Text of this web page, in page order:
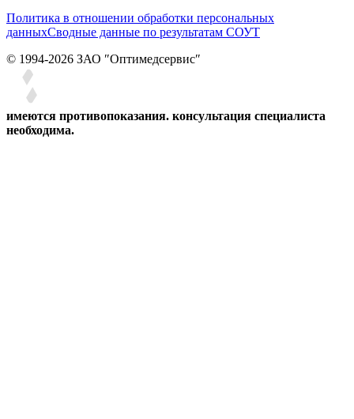
Политика в отношении обработки персональных
данныхСводные данные по результатам СОУТ
© 1994-2026 ЗАО ″Оптимедсервис″
имеются противопоказания. консультация специалиста
необходима.